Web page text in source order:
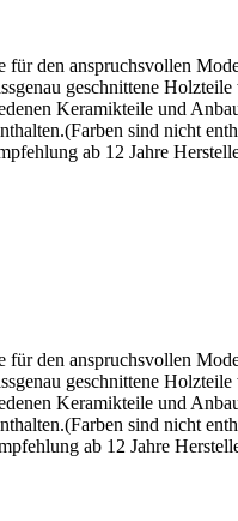
für den anspruchsvollen
geschnittene
Keramikteile und
sind nicht
ab 12 Jahre
für den anspruchsvollen
geschnittene
Keramikteile und
sind nicht
ab 12 Jahre